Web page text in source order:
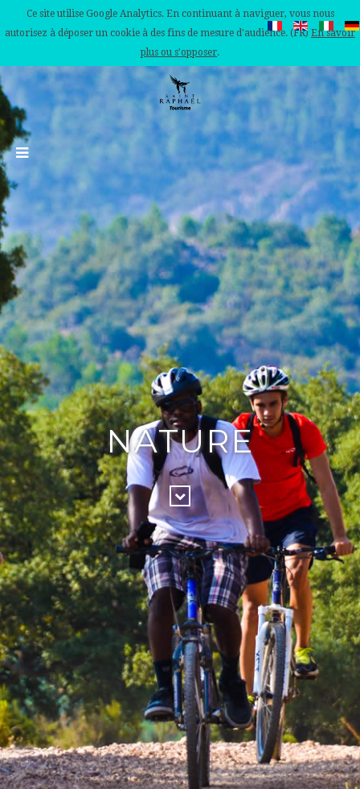
Ce site utilise Google Analytics. En continuant à naviguer, vous nous
autorisez à déposer un cookie à des fins de mesure d'audience. (FR) En savoir
plus ou s'opposer.
NATURE